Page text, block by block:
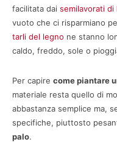
facilitata dai semilavorati di
vuoto che ci risparmiano
tarli del legno ne stanno
caldo, freddo, sole o
Per capire come piantare
materiale resta quello di
abbastanza semplice ma,
specifiche, piuttosto
palo.